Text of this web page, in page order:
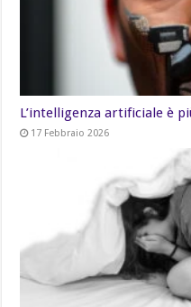
L’intelligenza artificiale è
17 Febbraio 2026